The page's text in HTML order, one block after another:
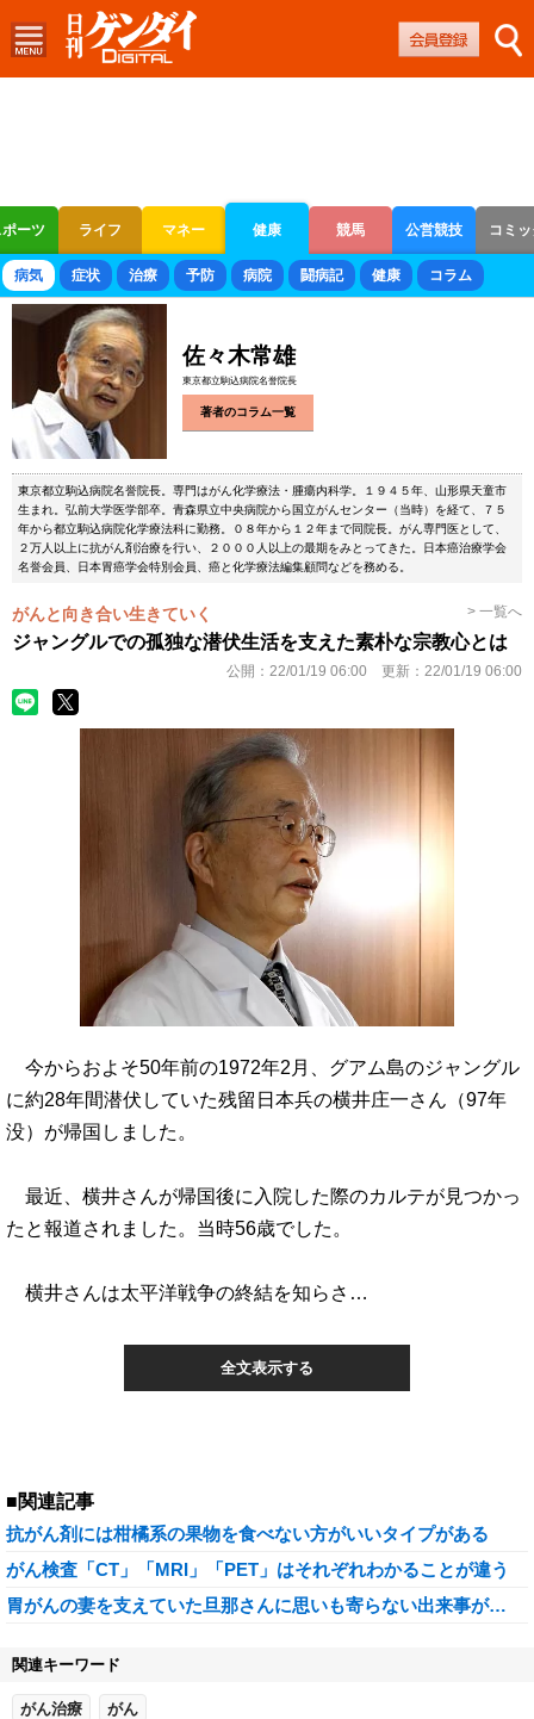
ーツ ライフ マネー 健康 競馬 公営競技 コミ
ボートレース 競輪 オートレース
病気 症状 治療 予防 病院 闘病記 健康 コラム
佐々木常雄
東京都立駒込病院名誉院長
著者のコラム一覧
東京都立駒込病院名誉院長。専門はがん化学療法・腫瘍内科学。１９４５年、山形県天童市
生まれ。弘前大学医学部卒。青森県立中央病院から国立がんセンター（当時）を経て、７５
年から都立駒込病院化学療法科に勤務。０８年から１２年まで同院長。がん専門医として、
２万人以上に抗がん剤治療を行い、２０００人以上の最期をみとってきた。日本癌治療学会
名誉会員、日本胃癌学会特別会員、癌と化学療法編集顧問などを務める。
がんと向き合い生きていく > 一覧へ
ジャングルでの孤独な潜伏生活を支えた素朴な宗教心とは
公開： 22/01/19 06:00 更新： 22/01/19 06:00
今からおよそ50年前の1972年2月、グアム島のジャングル
に約28年間潜伏していた残留日本兵の横井庄一さん（97年
没）が帰国しました。
最近、横井さんが帰国後に入院した際のカルテが見つかっ
たと報道されました。当時56歳でした。
横井さんは太平洋戦争の終結を知らさ…
全文表示する
■関連記事
抗がん剤には柑橘系の果物を食べない方がいいタイプがある
がん検査「CT」「MRI」「PET」はそれぞれわかることが違う
胃がんの妻を支えていた旦那さんに思いも寄らない出来事が…
関連キーワード
がん治療 がん